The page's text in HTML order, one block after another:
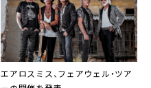
エアロスミス、フェアウェル・ツア